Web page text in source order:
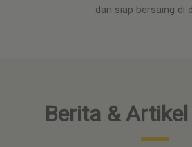
dan siap bersaing di
Berita &